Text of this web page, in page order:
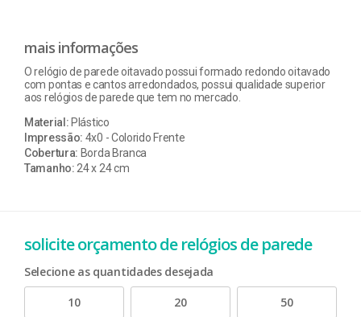
mais informações
O relógio de parede oitavado possui formado redondo oitavado
com pontas e cantos arredondados, possui qualidade superior
aos relógios de parede que tem no mercado.
Material: Plástico
Impressão: 4x0 - Colorido Frente
Cobertura: Borda Branca
Tamanho: 24 x 24 cm
solicite orçamento de relógios de parede
Selecione as quantidades desejada
10
20 50